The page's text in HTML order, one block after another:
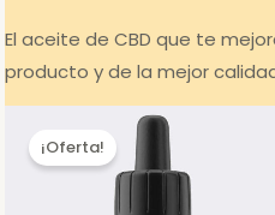
El aceite de CBD que te
producto y de la mejor
¡Oferta!